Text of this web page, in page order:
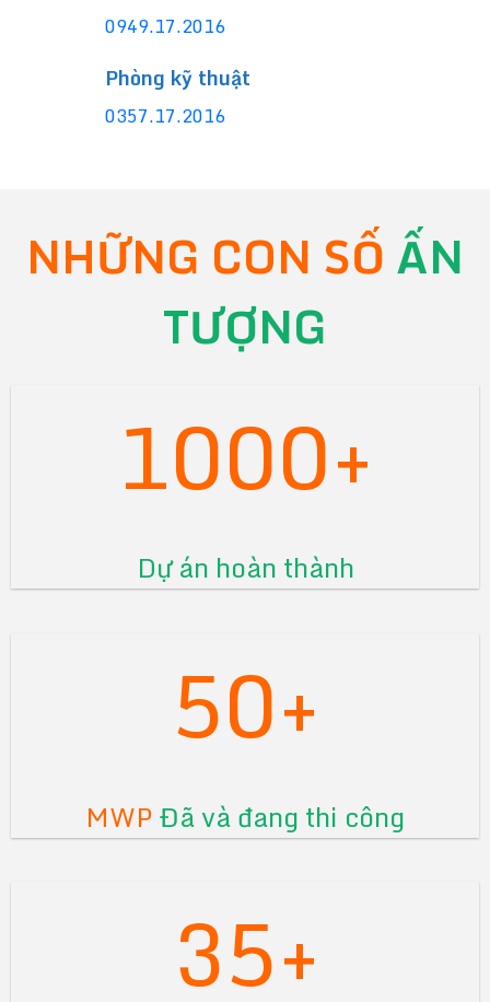
0949.17.2016
Phòng kỹ thuật
0357.17.2016
NHỮNG CON SỐ ẤN
TƯỢNG
1000+
Dự án hoàn thành
50+
MWPĐã và đang thi công
35+